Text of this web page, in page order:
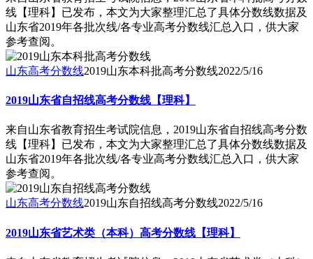
线【理科】已发布，本文为大家整理汇总了具体分数线数据及
山东省2019年各批次线/各专业高考分数线汇总入口，供大家
参考查阅。
山东高考分数线2019山东本科批高考分数线2022/5/16
2019山东省自招线高考分数线【理科】
来自山东省教育招生考试院信息，2019山东省自招线高考分数
线【理科】已发布，本文为大家整理汇总了具体分数线数据及
山东省2019年各批次线/各专业高考分数线汇总入口，供大家
参考查阅。
山东高考分数线2019山东自招线高考分数线2022/5/16
2019山东省艺术类（本科）高考分数线【理科】